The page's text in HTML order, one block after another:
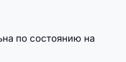
по состоянию на